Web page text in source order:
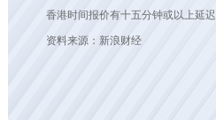
香港时间报价有十五分钟或以上延迟
资料来源：新浪财经